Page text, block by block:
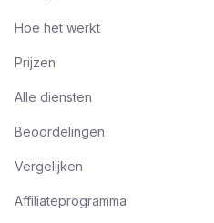
Hoe het werkt
Prijzen
Alle diensten
Beoordelingen
Vergelijken
Affiliateprogramma